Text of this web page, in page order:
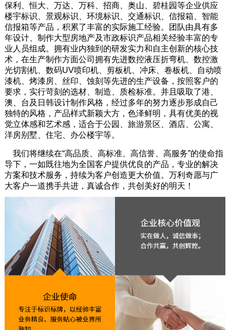
保利、恒大、万达、万科、招商、奥山、碧桂园等企业供应
楼宇标识、景观标识、环境标识、交通标识、信报箱、智能
信报箱等产品，积累了丰富的实际施工经验。团队由具有多
年设计、制作大型房地产及市政标识产品相关经验丰富的专
业人员组成。拥有业内独到的研发实力和自主创新的核心技
术，在生产制作方面公司拥有先进数控液压折弯机、数控激
光切割机、数码UV喷印机、剪板机、冲床、卷板机、自动喷
漆机、烤漆房、丝印、蚀刻等先进的生产设备，按照客户的
要求，实行苛刻的选材、制造、质检标准。并且吸取了港、
澳、台及日韩设计制作风格，经过多年的努力逐步形成自己
独特的风格，产品样式新颖大方，色泽鲜明，具有优美的视
觉立体感和艺术感，适合于公园、旅游景区、酒店、公寓、
洋房别墅、住宅、办公楼宇等。
我们将继续在“高品质、高标准、高信誉、高服务”的使命指
导下，一如既往地为全国客户提供优良的产品，专业的解决
方案和技术服务，持续为客户创造更大价值。万利奇愿与广
大客户一道携手共进，真诚合作，共创美好的明天！